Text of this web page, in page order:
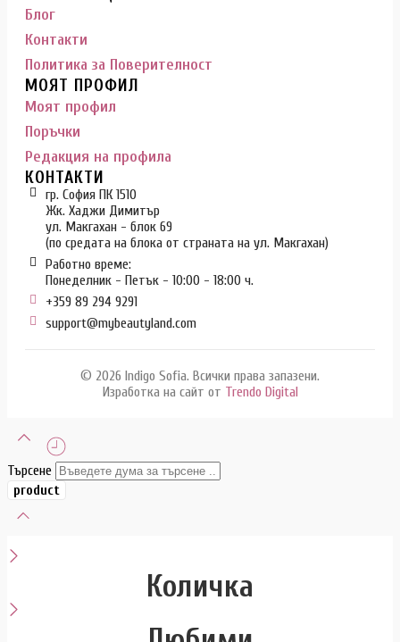
Блог
Контакти
Политика за Поверителност
МОЯТ ПРОФИЛ
Моят профил
Поръчки
Редакция на профила
КОНТАКТИ
гр. София ПК 1510
Жк. Хаджи Димитър
ул. Макгахан - блок 69
(по средата на блока от страната на ул. Макгахан)
Работно време:
Понеделник - Петък - 10:00 - 18:00 ч.
+359 89 294 9291
support@mybeautyland.com
© 2026 Indigo Sofia. Всички права запазени.
Изработка на сайт от Trendo Digital
Търсене
Количка